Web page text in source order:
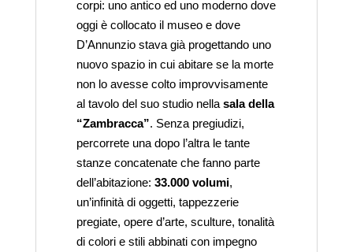
corpi: uno antico ed uno moderno dove
oggi è collocato il museo e dove
D’Annunzio stava già progettando uno
nuovo spazio in cui abitare se la morte
non lo avesse colto improvvisamente
al tavolo del suo studio nellasala della
“Zambracca”. Senza pregiudizi,
percorrete una dopo l’altra le tante
stanze concatenate che fanno parte
dell’abitazione: 33.000 volumi,
un’infinità di oggetti, tappezzerie
pregiate, opere d’arte, sculture, tonalità
di colori e stili abbinati con impegno